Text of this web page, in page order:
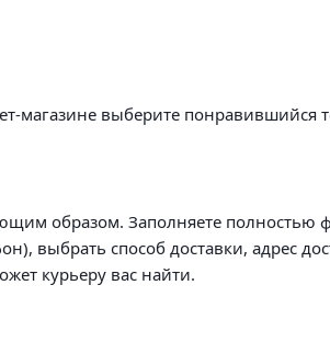
магазине выберите понравившийся
образом. Заполняете полностью
выбрать способ доставки, адрес
курьеру вас найти.